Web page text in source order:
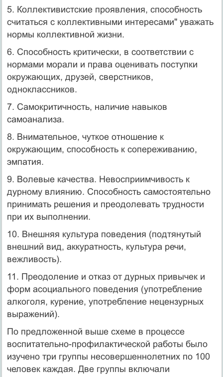
5. Коллективистские проявления, способность
считаться с коллективными интересами" уважать
нормы коллективной жизни.
6. Способность критически, в соответствии с
нормами морали и права оценивать поступки
окружающих, друзей, сверстников,
одноклассников.
7. Самокритичность, наличие навыков
самоанализа.
8. Внимательное, чуткое отношение к
окружающим, способность к сопереживанию,
эмпатия.
9. Волевые качества. Невосприимчивость к
дурному влиянию. Способность самостоятельно
принимать решения и преодолевать трудности
при их выполнении.
10. Внешняя культура поведения (подтянутый
внешний вид, аккуратность, культура речи,
вежливость).
11. Преодоление и отказ от дурных привычек и
форм асоциального поведения (употребление
алкоголя, курение, употребление нецензурных
выражений).
По предложенной выше схеме в процессе
воспитательно-профилактической работы было
изучено три группы несовершеннолетних по 100
человек каждая. Две группы включали